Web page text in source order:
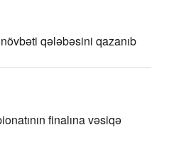
qələbəsini qazanıb
finalına vəsiqə